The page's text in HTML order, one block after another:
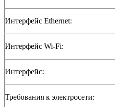
Интерфейс Ethernet:
Интерфейс Wi-Fi:
Интерфейс:
Требования к электросети: